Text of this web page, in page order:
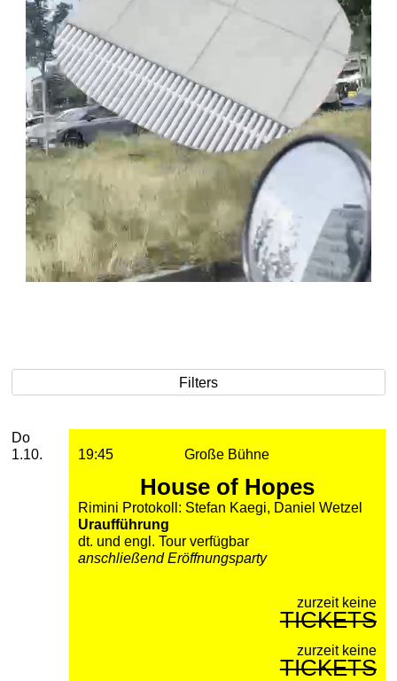
Filters
Aufführungen
2026
Oktober
Donnerstag, 01. Oktober 2026
Do
1.10.
19:45 Große Bühne
House of Hopes
Rimini Protokoll: Stefan Kaegi, Daniel Wetzel
Uraufführung
dt. und engl. Tour verfügbar
anschließend Eröffnungsparty
zurzeit keine
TICKETS
zurzeit keine
TICKETS